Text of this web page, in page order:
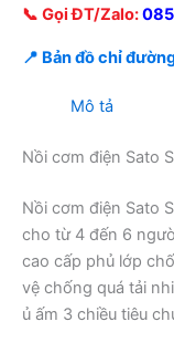
📞 Gọi ĐT/Zalo:
📍 Bản đồ chỉ
Mô tả
Nồi cơm điện Sato
Nồi cơm điện Sato
cho từ 4 đến 6
cao cấp phủ lớp
vệ chống quá tải
ủ ấm 3 chiều tiêu